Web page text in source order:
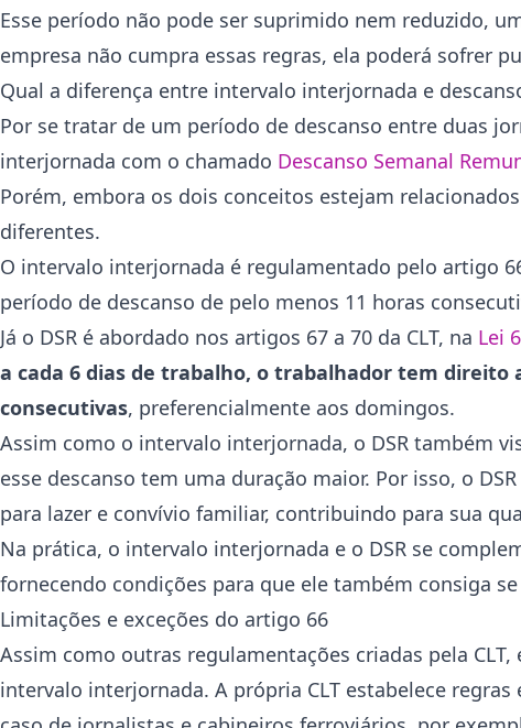
Esse período não pode ser suprimido nem reduzido,
empresa não cumpra essas regras, ela poderá sofrer
Qual a diferença entre intervalo interjornada e
Por se tratar de um período de descanso entre duas
interjornada com o chamado Descanso Semanal
Porém, embora os dois conceitos estejam
diferentes.
O intervalo interjornada é regulamentado pelo artigo
período de descanso de pelo menos 11 horas
Já o DSR é abordado nos artigos 67 a 70 da CLT, na Lei
a cada 6 dias de trabalho, o trabalhador tem
consecutivas, preferencialmente aos domingos.
Assim como o intervalo interjornada, o DSR também
esse descanso tem uma duração maior. Por isso, o
para lazer e convívio familiar, contribuindo para sua
Na prática, o intervalo interjornada e o DSR se
fornecendo condições para que ele também consiga
Limitações e exceções do artigo 66
Assim como outras regulamentações criadas pela
intervalo interjornada. A própria CLT estabelece